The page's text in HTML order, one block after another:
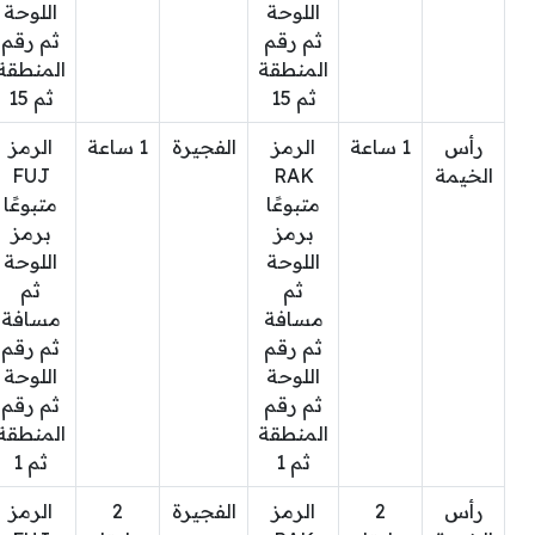
اللوحة
ثم رقم
المنطقة
ثم 15
اللوحة
ثم رقم
ثم 15
رأس
الخيمة
1 ساعة
الرمز
RAK
متبوعًا
برمز
اللوحة
ثم
مسافة
ثم رقم
اللوحة
ثم رقم
المنطقة
ثم 1
الفجيرة 1 ساعة
الرمز
FUJ
متبوعًا
برمز
اللوحة
ثم
مسافة
ثم رقم
اللوحة
ثم رقم
ثم 1
رأس
2
الرمز
الفجيرة
2
الرمز